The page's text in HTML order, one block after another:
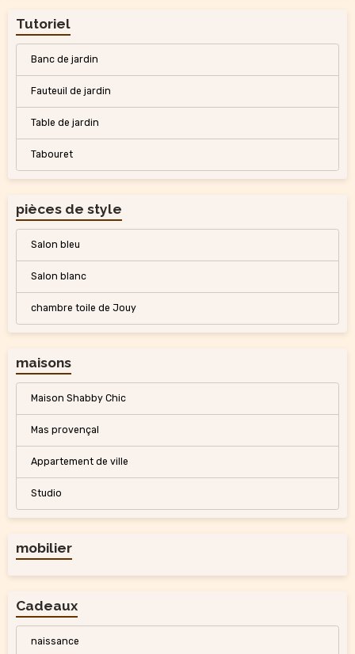
Tutoriel
Banc de jardin
Fauteuil de jardin
Table de jardin
Tabouret
pièces de style
Salon bleu
Salon blanc
chambre toile de Jouy
maisons
Maison Shabby Chic
Mas provençal
Appartement de ville
Studio
mobilier
Cadeaux
naissance